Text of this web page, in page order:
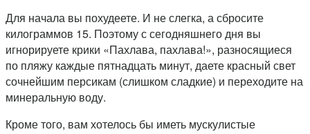
Для начала вы похудеете. И не слегка, а сбросите
килограммов 15. Поэтому с сегодняшнего дня вы
игнорируете крики «Пахлава, пахлава!», разносящиеся
по пляжу каждые пятнадцать минут, даете красный свет
сочнейшим персикам (слишком сладкие) и переходите на
минеральную воду.
Кроме того, вам хотелось бы иметь мускулистые